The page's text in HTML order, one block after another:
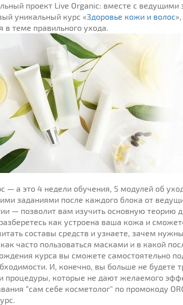
проект Live Organic: вместе с
уникальный курс «Здоровье кожи и волос
в теме правильного ухода.
— а это 4 недели обучения, 5 модулей об
заданиями после каждого блока от
— позволит вам изучить основную теорию
как устроена ваша кожа и
составы средств и узнаете, зачем
часто пользоваться масками и в какой
курса вы сможете самостоятельно
И, конечно, вы больше не будете
процедуры, которые не дают желаемого
“сам себе косметолог” по промокоду